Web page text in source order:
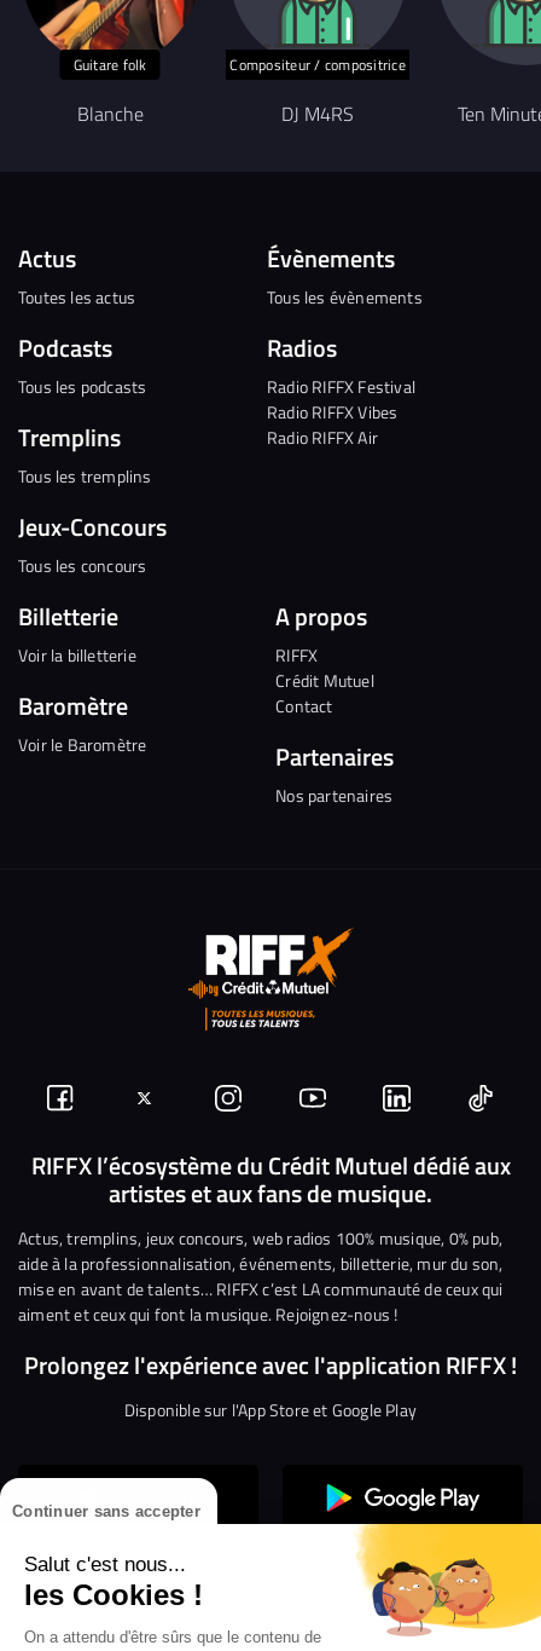
Continuer sans accepter
Salut c'est nous...
les Cookies !
On a attendu d'être sûrs que le contenu de
Guitare folk
Blanche
Compositeur / compositrice
DJ M4RS Ten
Actus
Toutes les actus
Podcasts
Tous les podcasts
Tremplins
Tous les tremplins
Jeux-Concours
Tous les concours
Évènements
Tous les évènements
Radios
Radio RIFFX Festival
Radio RIFFX Vibes
Radio RIFFX Air
Billetterie
Voir la billetterie
Baromètre
Voir le Baromètre
A propos
RIFFX
Crédit Mutuel
Contact
Partenaires
Nos partenaires
Suivez-
nous
Facebook
Suivez-
nous
sur
Twitter
Nous
rejoindre
sur
Instagram
Nous
rejoindre
sur
YouTube
Nous
rejoindre
sur
Linkedin
Nous
RIFFX l’écosystème du Crédit Mutuel dédié aux
artistes et aux fans de musique.
Actus, tremplins, jeux concours, web radios 100% musique, 0% pub,
aide à la professionnalisation, événements, billetterie, mur du son,
mise en avant de talents… RIFFX c’est LA communauté de ceux qui
aiment et ceux qui font la musique. Rejoignez-nous !
Prolongez l'expérience avec l'application RIFFX !
Disponible sur l'App Store et Google Play
Confidentialité Gestion des cookies